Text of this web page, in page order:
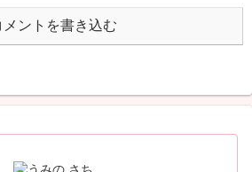
メントを書き込む